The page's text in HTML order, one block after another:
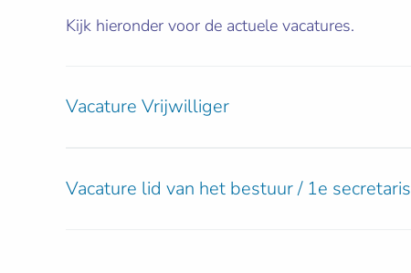
Kijk hieronder voor de actuele vacatures.
Vacature Vrijwilliger
Vacature lid van het bestuur / 1e secretaris